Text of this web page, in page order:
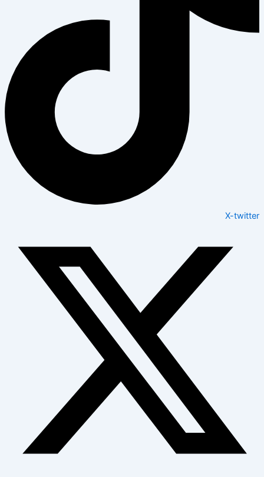
X-twitter